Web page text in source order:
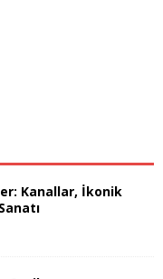
Kanallar, İkonik